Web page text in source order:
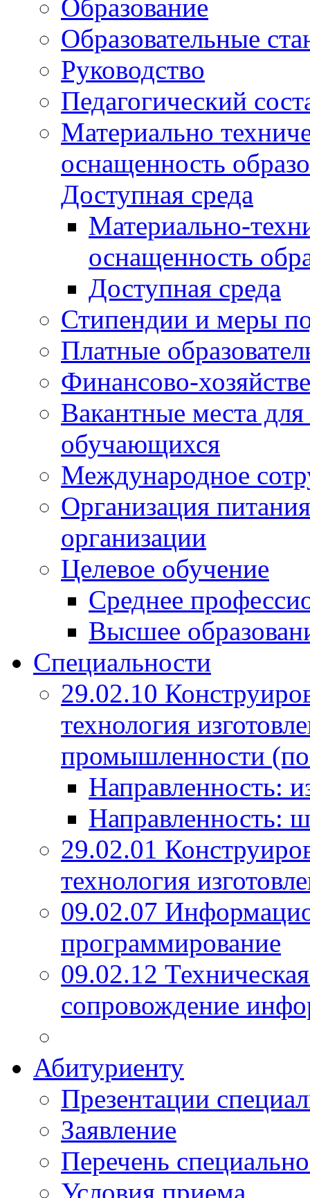
Образование
Образовательные
Руководство
Педагогический
Материально
оснащенность
Доступная среда
Материально-
оснащенность
Доступная среда
Стипендии и меры
Платные
Финансово-
Вакантные места
обучающихся
Международное
Организация
организации
Целевое обучение
Среднее
Высшее
Специальности
29.02.10
технология
промышленности
Направленность:
Направленность:
29.02.01
технология
09.02.07
программирование
09.02.12
сопровождение
Абитуриенту
Презентации
Заявление
Перечень